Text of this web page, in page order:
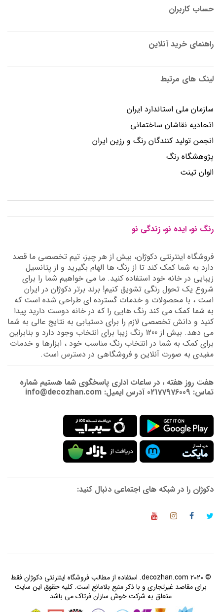
حساب کاربران
راهنمای خرید آنلاین
لینک های مرتبط
سازمان ملی استاندارد ایران
اتحادیه نقاشان ساختمانی
انجمن توليد كنندگان رنگ و رزين ايران
پژوهشگاه رنگ
الوان تینت
رنگ نو، ایده نو، زندگی نو
فروشگاه اینترنتی دکوژان، بیش از هر چیز، تیم تخصصی ما قصد
دارد به شما کمک کند تا از رنگ ها الهام بگیرید و از پتانسیل
زیبایی در خانه خود استفاده کنید. ما می خواهیم شما را برای
شروع یک تحول رنگی تشویق کنیم! برند برتر دکوژان در ایران
است ، با محصولات و خدمات گسترده ای طراحی شده است که
به شما کمک می کند رنگ هایی را که در خانه دوست دارید پیدا
کنید و دانش تخصصی لازم را برای دستیابی به نتایج عالی به شما
می دهد. بیش از 1200 رنگ زیبا برای انتخاب وجود دارد و بنابراین
برای کمک به شما در انتخاب رنگ مناسب خود ، ابزارها و خدمات
مفیدی به صورت آنلاین و فروشگاهی در دسترس است.
هفت روز هفته ، در ساعات اداری پاسخگوی شما هستیم شماره
تماس: 02177976009 آدرس ایمیل: info@decozhan.com
دکوژان را در شبکه های اجتماعی دنبال کنید:
© 2020 decozhan.com. استفاده از مطالب فروشگاه اینترنتی دکوژان فقط
برای مقاصد غیرتجاری و با ذکر منبع بلامانع است. کلیه حقوق این سایت
متعلق به شرکت خوش سازان فرتاک می باشد